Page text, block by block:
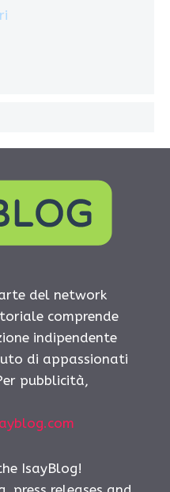
del network
comprende
indipendente
di appassionati
pubblicità,
IsayBlog!